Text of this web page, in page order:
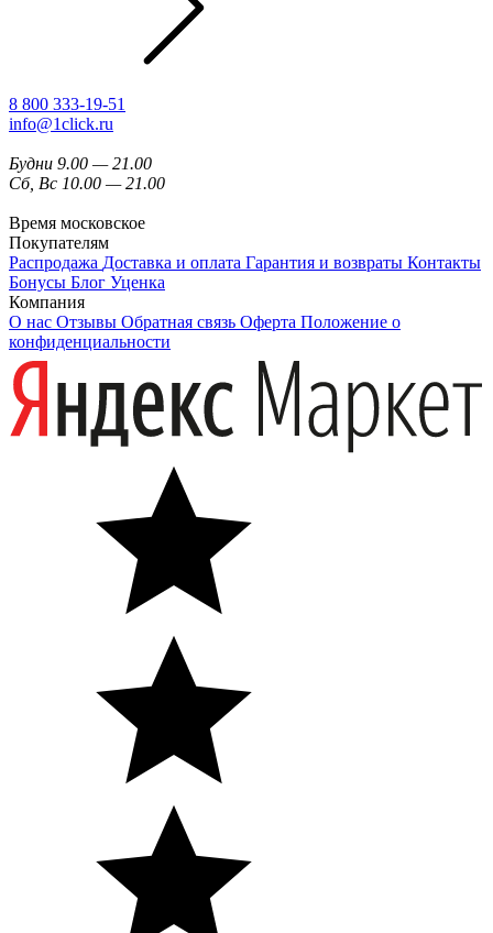
8 800 333-19-51
info@1click.ru
Будни 9.00 — 21.00
Сб, Вс 10.00 — 21.00
Время московское
Покупателям
Распродажа Доставка и оплата Гарантия и возвраты Контакты
Бонусы Блог Уценка
Компания
О нас Отзывы Обратная связь Оферта Положение о
конфиденциальности